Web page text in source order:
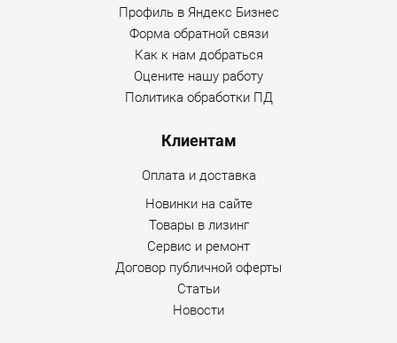
Профиль в Яндекс Бизнес
Форма обратной связи
Как к нам добраться
Оцените нашу работу
Политика обработки ПД
Клиентам
Оплата и доставка
Новинки на сайте
Товары в лизинг
Сервис и ремонт
Договор публичной оферты
Статьи
Новости